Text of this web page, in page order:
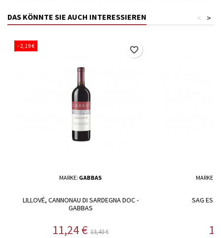
DAS KÖNNTE SIE AUCH INTERESSIEREN >
<
- 2,19 €
MARKE: GABBAS
LILLOVÉ, CANNONAU DI SARDEGNA DOC -
GABBAS
Preis
11,24 €Regulärer Preis
13,43 €
favorite_border
MARKE:
SAG ES –